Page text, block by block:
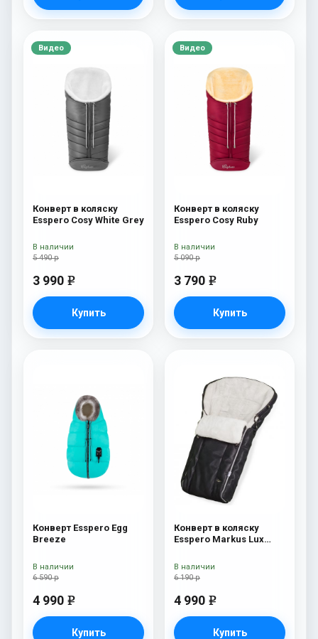
Видео
Конверт в коляску
Esspero Cosy White Grey
5 490 р
3 990 e
Купить
В наличии
Видео
Конверт в коляску
Esspero Cosy Ruby
5 090 р
3 790 e
Купить
В наличии
Конверт Esspero Egg
Breeze
6 590 р
4 990 e
Купить
В наличии
Конверт в коляску
Esspero Markus Lux
овечья шерсть) Black
6 190 р
4 990 e
Купить
В наличии